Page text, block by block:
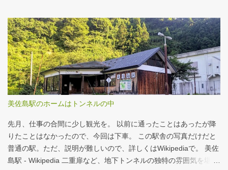
みの比較 患者の視点 解決策 なぜ「逆紹介」が重要なのか？ 医師
の働き方改革が進む中、大病院の外来負担軽減は喫緊の課題で
す。その鍵となるのが、地域の診療所へ患者を紹介する「逆紹
介」の推進です。しかし、その取り組みには大きな壁が存在しま
す。このレポートでは、データに基づき現状を分析し、未来への
道筋を探ります。 課題：大病院に集中する「再診」患者 紹介状の
ない患者の割合は減少傾向にありますが、多くの大病院、特に大
く、外来機能の分化が進んでいない現状がうかがえます。これが
逆紹介推進の大きな背景となっています。 取り組...
美佐島駅のホームはトンネルの中
先月、仕事の合間に少し観光を。 以前に通ったことはあったが降
りたことはなかったので、今回は下車。 この駅舎の写真だけだと
普通の駅。ただ、説明が難しいので、詳しくはWikipediaで。 美佐
島駅 - Wikipedia 二重扉など、地下トンネルの独特の雰囲気を堪